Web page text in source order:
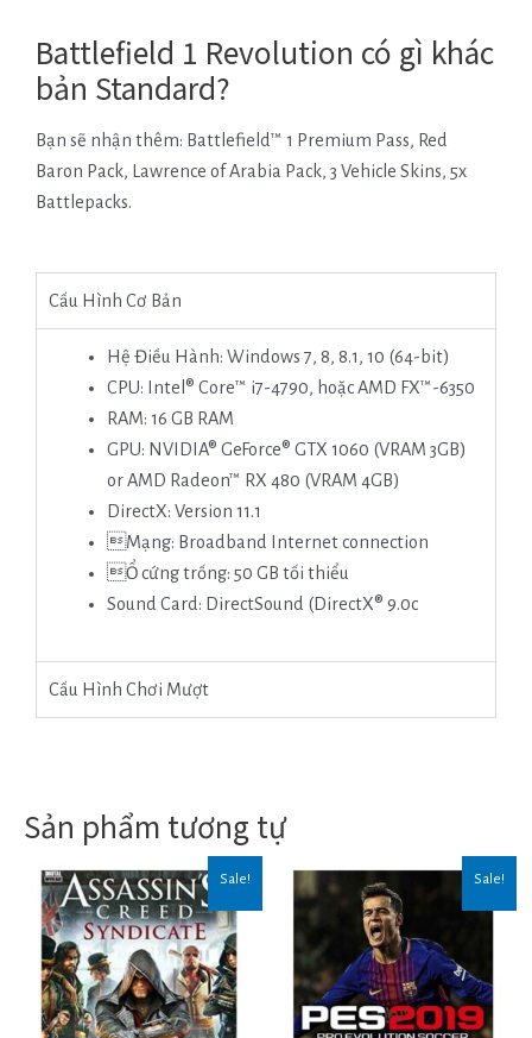
Battlefield 1 Revolution có gì khác
bản Standard?
Bạn sẽ nhận thêm: Battlefield™ 1 Premium Pass, Red
Baron Pack, Lawrence of Arabia Pack, 3 Vehicle Skins, 5x
Battlepacks.
Cấu Hình Cơ Bản
Hệ Điều Hành: Windows 7, 8, 8.1, 10 (64-bit)
CPU: Intel® Core™ i7-4790, hoặc AMD FX™-6350
RAM: 16 GB RAM
GPU: NVIDIA® GeForce® GTX 1060 (VRAM 3GB)
or AMD Radeon™ RX 480 (VRAM 4GB)
DirectX: Version 11.1
Mạng: Broadband Internet connection
Ổ cứng trống: 50 GB tối thiểu
Sound Card: DirectSound (DirectX® 9.0c
Cấu Hình Chơi Mượt
Sản phẩm tương tự
Sale! Sale!